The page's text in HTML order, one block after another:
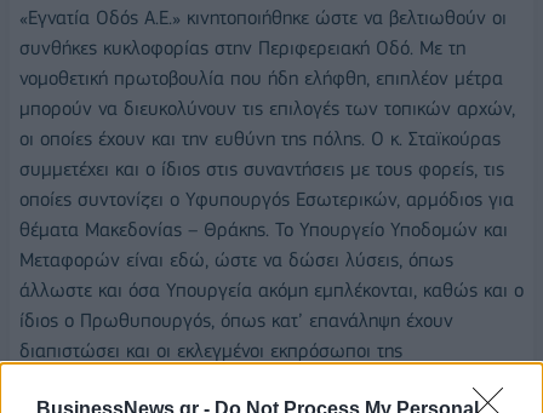
BusinessNews.gr - Do Not Process My Personal
«Εγνατία Οδός Α.Ε.» κινητοποιήθηκε ώστε να βελτιωθούν οι
συνθήκες κυκλοφορίας στην Περιφερειακή Οδό. Με τη
νομοθετική πρωτοβουλία που ήδη ελήφθη, επιπλέον μέτρα
μπορούν να διευκολύνουν τις επιλογές των τοπικών αρχών,
οι οποίες έχουν και την ευθύνη της πόλης. Ο κ. Σταϊκούρας
συμμετέχει και ο ίδιος στις συναντήσεις με τους φορείς, τις
οποίες συντονίζει ο Υφυπουργός Εσωτερικών, αρμόδιος για
θέματα Μακεδονίας – Θράκης. Το Υπουργείο Υποδομών και
Μεταφορών είναι εδώ, ώστε να δώσει λύσεις, όπως
άλλωστε και όσα Υπουργεία ακόμη εμπλέκονται, καθώς και ο
ίδιος ο Πρωθυπουργός, όπως κατ’ επανάληψη έχουν
διαπιστώσει και οι εκλεγμένοι εκπρόσωποι της